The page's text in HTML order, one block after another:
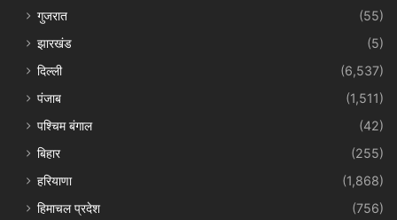
गुजरात
(55)
झारखंड
(5)
दिल्ली
(6,537)
पंजाब
(1,511)
पश्चिम बंगाल
(42)
बिहार
(255)
हरियाणा
(1,868)
हिमाचल प्रदेश
(756)